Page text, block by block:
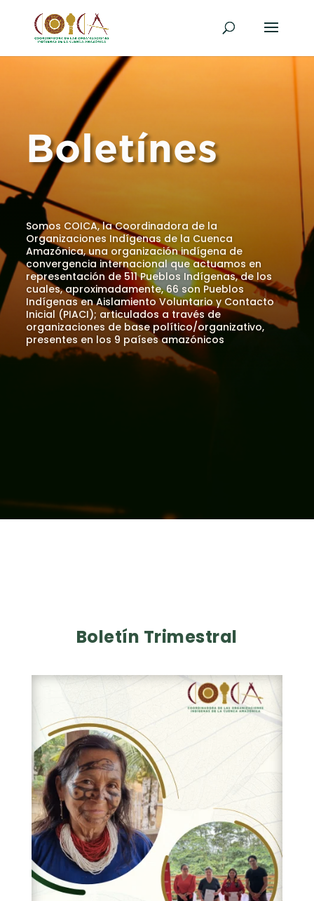
Boletínes
Somos COICA, la Coordinadora de la
Organizaciones Indígenas de la Cuenca
Amazónica, una organización indígena de
convergencia internacional que actuamos en
representación de 511 Pueblos Indígenas, de los
cuales, aproximadamente, 66 son Pueblos
Indígenas en Aislamiento Voluntario y Contacto
Inicial (PIACI); articulados a través de
organizaciones de base político/organizativo,
presentes en los 9 países amazónicos
Boletín Trimestral